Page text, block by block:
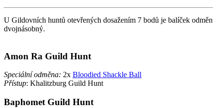
U Gildovních huntů otevřených dosažením 7 bodů je balíček odměn
dvojnásobný.
Amon Ra Guild Hunt
Speciální odměna: 2x Bloodied Shackle Ball
Přístup: Khalitzburg Guild Hunt
Baphomet Guild Hunt